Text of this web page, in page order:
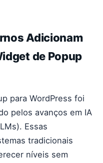
Adicionam
de Popup
para WordPress foi
pelos avanços em IA
Essas
tradicionais
níveis sem